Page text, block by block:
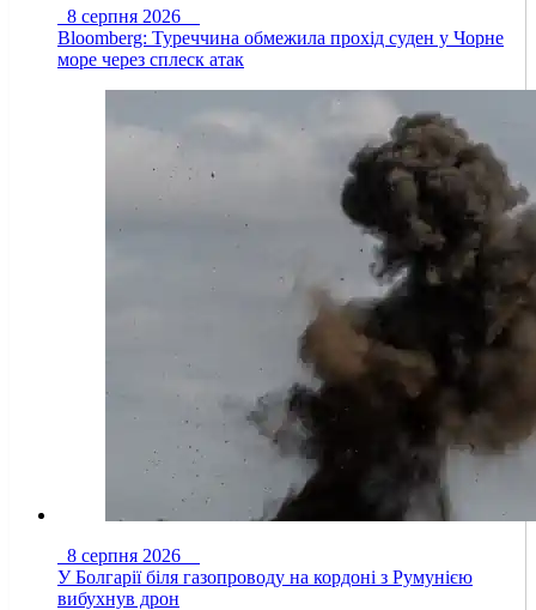
8 серпня 2026
Bloomberg: Туреччина обмежила прохід суден у Чорне
море через сплеск атак
8 серпня 2026
У Болгарії біля газопроводу на кордоні з Румунією
вибухнув дрон